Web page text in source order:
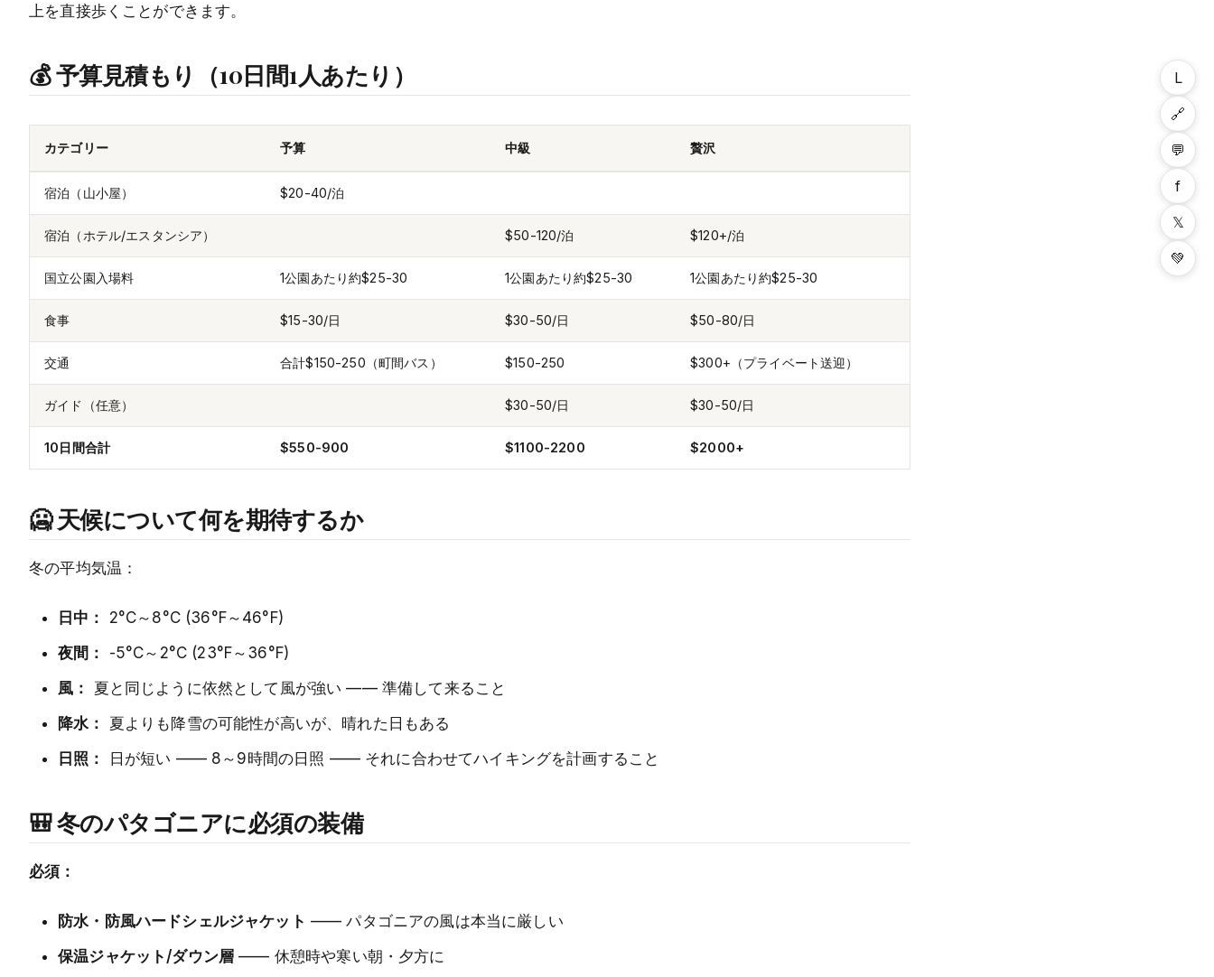
上を直接歩くことができます。
💰 予算見積もり（10日間1人あたり）
カテゴリー 予算 中級 贅沢
宿泊（山小屋） $20-40/泊
宿泊（ホテル/エスタンシア） $50-120/泊 $120+/泊
国立公園入場料 1公園あたり約$25-30 1公園あたり約$25-30 1公園あたり約$25-30
食事 $15-30/日 $30-50/日 $50-80/日
交通 合計$150-250（町間バス） $150-250 $300+（プライベート送迎）
ガイド（任意） $30-50/日 $30-50/日
10日間合計 $550-900 $1100-2200 $2000+
🥶 天候について何を期待するか
冬の平均気温：
日中：
2°C～8°C (36°F～46°F)
夜間：
-5°C～2°C (23°F～36°F)
風：
夏と同じように依然として風が強い —— 準備して来ること
降水：
夏よりも降雪の可能性が高いが、晴れた日もある
日照：
日が短い —— 8～9時間の日照 —— それに合わせてハイキングを計画すること
🎒 冬のパタゴニアに必須の装備
必須：
防水・防風ハードシェルジャケット —— パタゴニアの風は本当に厳しい
保温ジャケット/ダウン層 —— 休憩時や寒い朝・夕方に
L
🔗
💬
f
𝕏
💚